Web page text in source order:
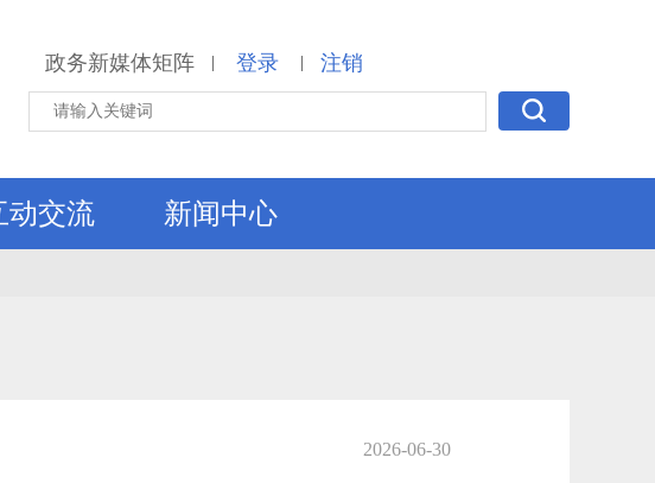
政务新媒体矩阵 | 登录 | 注销
动交流 新闻中心
2026-06-30